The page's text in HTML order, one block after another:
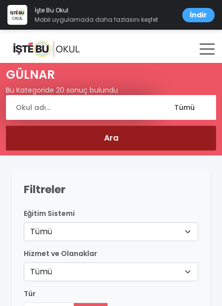
İşte Bu Okul
Mobil uygulamada daha fazlasını keşfet
İndir
GÜLNAR
Bu Kategoride 20 sonuç bulundu
Filtreler
Eğitim Sistemi
Tümü
Hizmet ve Olanaklar
Tümü
Tür